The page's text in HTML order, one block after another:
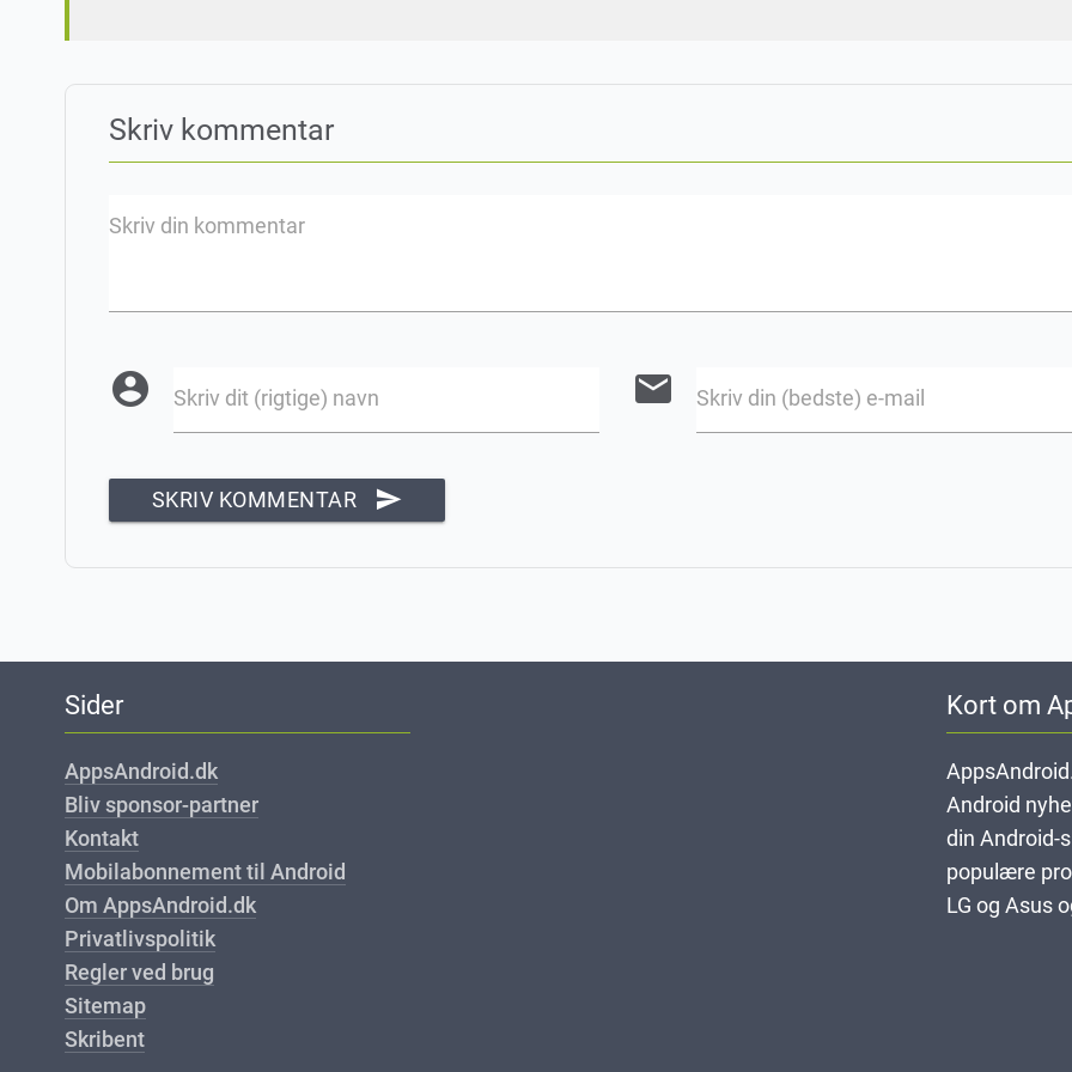
Skriv kommentar
Skriv din kommentar
account_circle Skriv dit (rigtige) navn email Skriv din (bedste) e-mail
SKRIV KOMMENTAR send
Sider
AppsAndroid.dk
Bliv sponsor-partner
Kontakt
Mobilabonnement til Android
Om AppsAndroid.dk
Privatlivspolitik
Regler ved brug
Sitemap
Skribent
Kort om
Android
din Android-
populære
LG og Asus